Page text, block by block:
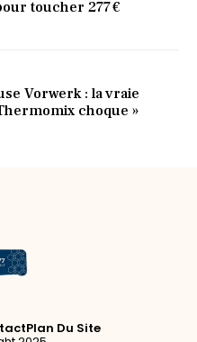
toucher 277 €
Vorwerk : la vraie
choque »
Plan Du Site